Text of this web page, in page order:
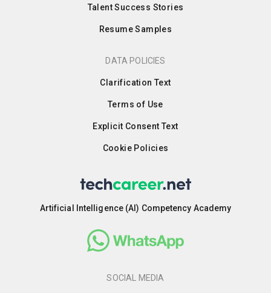
Talent Success Stories
Resume Samples
DATA POLICIES
Clarification Text
Terms of Use
Explicit Consent Text
Cookie Policies
Artificial Intelligence (AI) Competency Academy
SOCIAL MEDIA